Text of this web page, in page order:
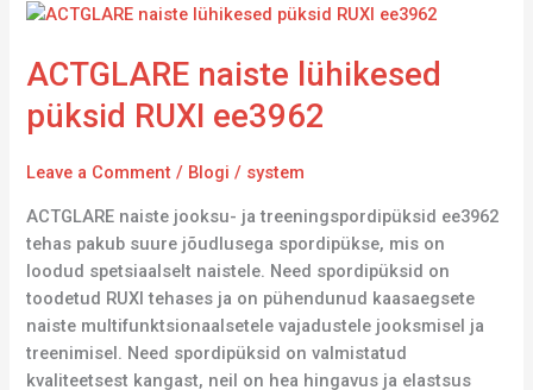
ACTGLARE naiste lühikesed
püksid RUXI ee3962
Leave a Comment / Blogi / system
ACTGLARE naiste jooksu- ja treeningspordipüksid ee3962
tehas pakub suure jõudlusega spordipükse, mis on
loodud spetsiaalselt naistele. Need spordipüksid on
toodetud RUXI tehases ja on pühendunud kaasaegsete
naiste multifunktsionaalsetele vajadustele jooksmisel ja
treenimisel. Need spordipüksid on valmistatud
kvaliteetsest kangast, neil on hea hingavus ja elastsus
ACTGLARE
lühikesed
RUXI